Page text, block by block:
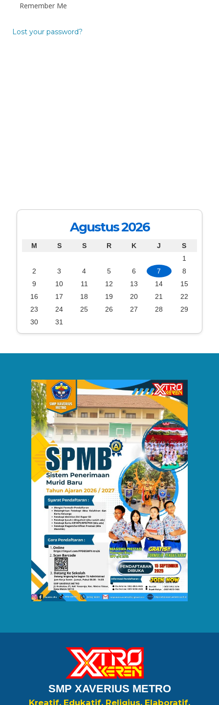
Remember Me
Lost your password?
Agustus 2026
M S S R K J
S
1
2
3 4 5 6 7
8
9
10 11 12 13 14
15
16
17 18 19 20 21
22
23
24 25 26 27 28
29
30
31
SMP XAVERIUS METRO
Kreatif, Edukatif, Religius, Elaboratif,